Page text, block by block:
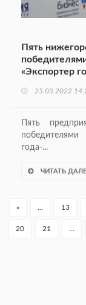
Пять
«Экспортер
25.05.2022
Пять
года-...
ЧИТАТЬ
« … 13
20 21 …